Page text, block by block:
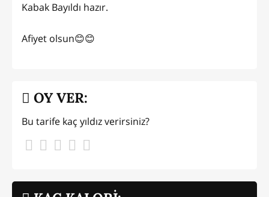
Kabak Bayıldı hazır.
Afiyet olsun😊😊
OY VER:
Bu tarife kaç yıldız verirsiniz?